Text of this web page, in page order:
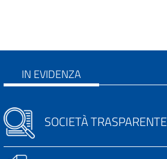
IN EVIDENZA
SOCIETÀ TRASPARENTE